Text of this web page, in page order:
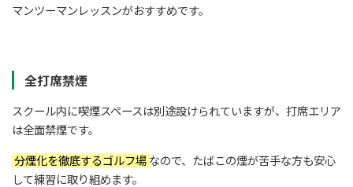
マンツーマンレッスンがおすすめです。
全打席禁煙
スクール内に喫煙スペースは別途設けられていますが、打席エリア
は全面禁煙です。
分煙化を徹底するゴルフ場 なので、たばこの煙が苦手な方も安心
して練習に取り組めます。